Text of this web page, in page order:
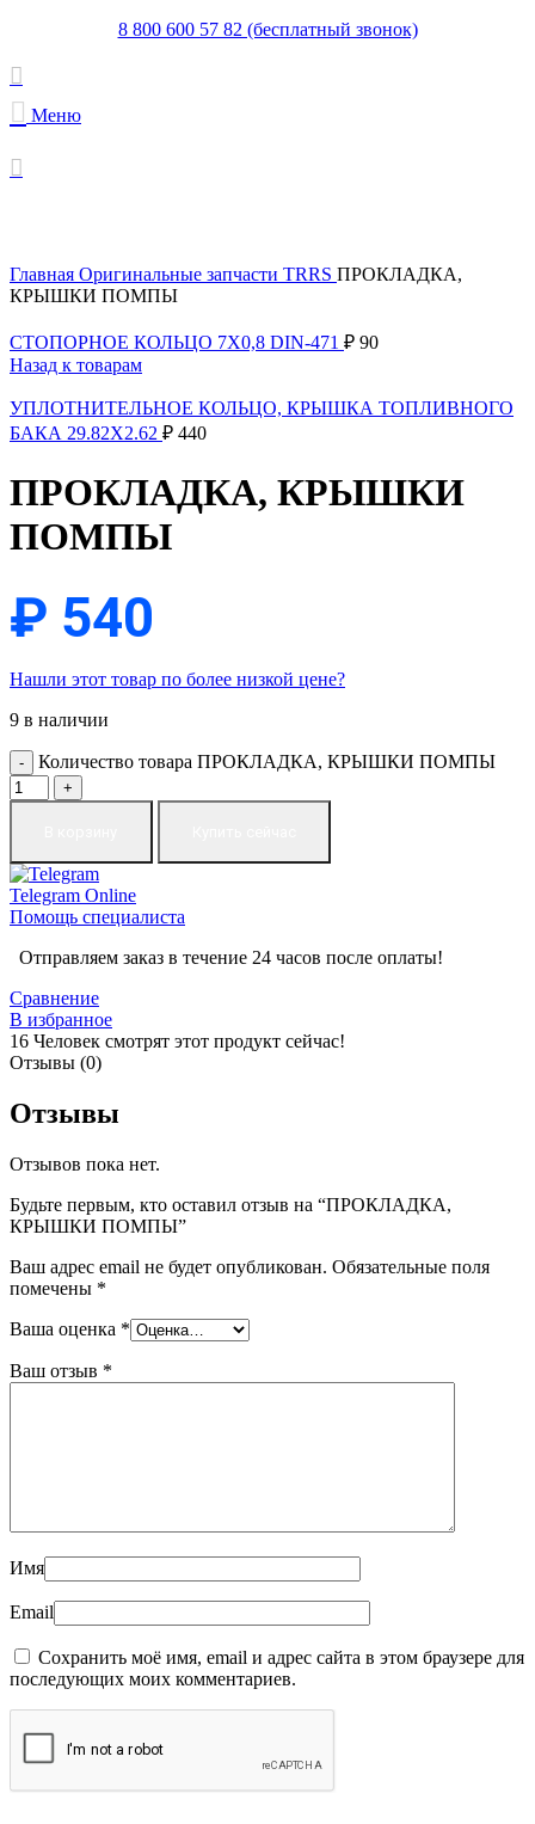
8 800 600 57 82 (бесплатный звонок)
Меню
Главная Оригинальные запчасти TRRS ПРОКЛАДКА,
КРЫШКИ ПОМПЫ
СТОПОРНОЕ КОЛЬЦО 7X0,8 DIN-471 ₽ 90
Назад к товарам
УПЛОТНИТЕЛЬНОЕ КОЛЬЦО, КРЫШКА ТОПЛИВНОГО
БАКА 29.82X2.62 ₽ 440
ПРОКЛАДКА, КРЫШКИ
ПОМПЫ
₽ 540
Нашли этот товар по более низкой цене?
9 в наличии
Количество товара ПРОКЛАДКА, КРЫШКИ ПОМПЫ
Telegram Online
Помощь специалиста
Отправляем заказ в течение 24 часов после оплаты!
Сравнение
В избранное
16 Человек смотрят этот продукт сейчас!
Отзывы (0)
Отзывы
Отзывов пока нет.
Будьте первым, кто оставил отзыв на “ПРОКЛАДКА,
КРЫШКИ ПОМПЫ”
Ваш адрес email не будет опубликован. Обязательные поля
помечены *
Ваша оценка *
Ваш отзыв *
Имя
Email
Сохранить моё имя, email и адрес сайта в этом браузере для
последующих моих комментариев.